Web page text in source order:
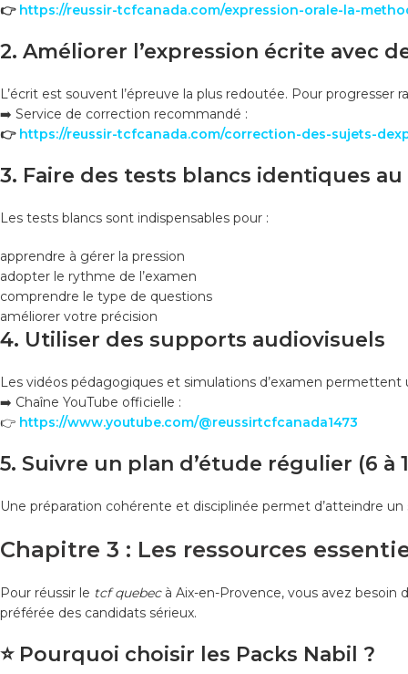
👉 https://reussir-tcfcanada.com/expression-orale-la-
2. Améliorer l’expression écrite avec
L’écrit est souvent l’épreuve la plus redoutée. Pour
➡️ Service de correction recommandé :
👉 https://reussir-tcfcanada.com/correction-des-sujets-
3. Faire des tests blancs identiques au
Les tests blancs sont indispensables pour :
apprendre à gérer la pression
adopter le rythme de l’examen
comprendre le type de questions
améliorer votre précision
4. Utiliser des supports audiovisuels
Les vidéos pédagogiques et simulations d’examen permettent
➡️ Chaîne YouTube officielle :
👉 https://www.youtube.com/@reussirtcfcanada1473
5. Suivre un plan d’étude régulier (6 à
Une préparation cohérente et disciplinée permet d’atteindre un
Chapitre 3 : Les ressources
Pour réussir le tcf quebecà Aix-en-Provence, vous avez besoin
préférée des candidats sérieux.
⭐ Pourquoi choisir les Packs Nabil ?